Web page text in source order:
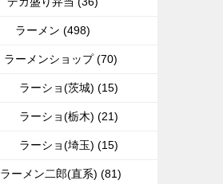
ラーメン (498)
ラーメンショップ (70)
ラーショ(茨城) (15)
ラーショ(栃木) (21)
ラーショ(埼玉) (15)
ラーメン二郎(直系) (81)